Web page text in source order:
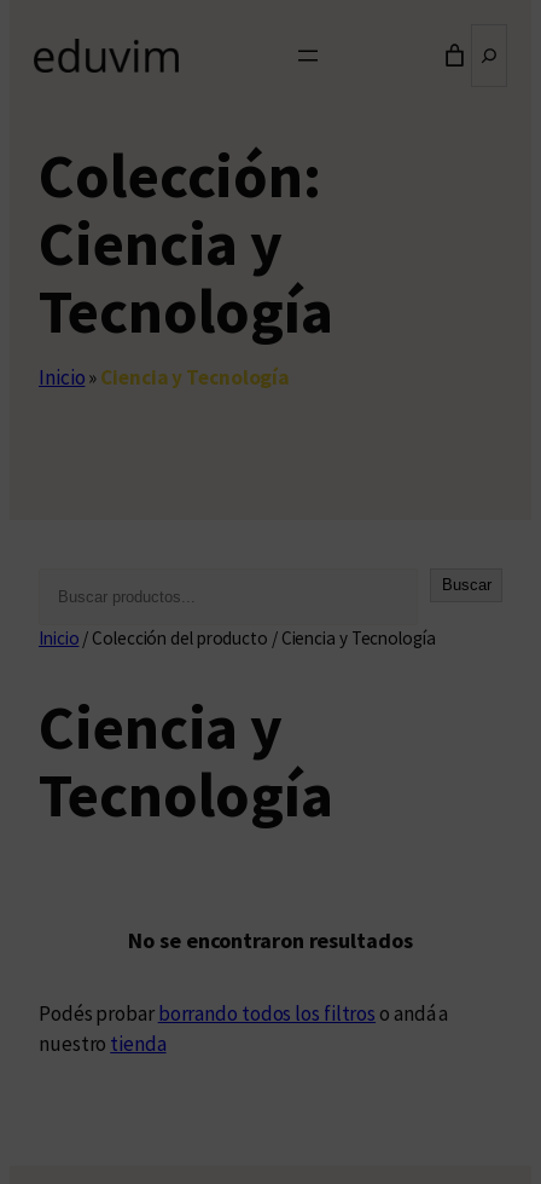
Colección:
Ciencia y
Tecnología
Inicio»Ciencia y Tecnología
s
r
Buscar
Inicio / Colección del producto / Ciencia y Tecnología
Ciencia y
Tecnología
No se encontraron resultados
Podés probarborrando todos los filtros o andá a
nuestro tienda